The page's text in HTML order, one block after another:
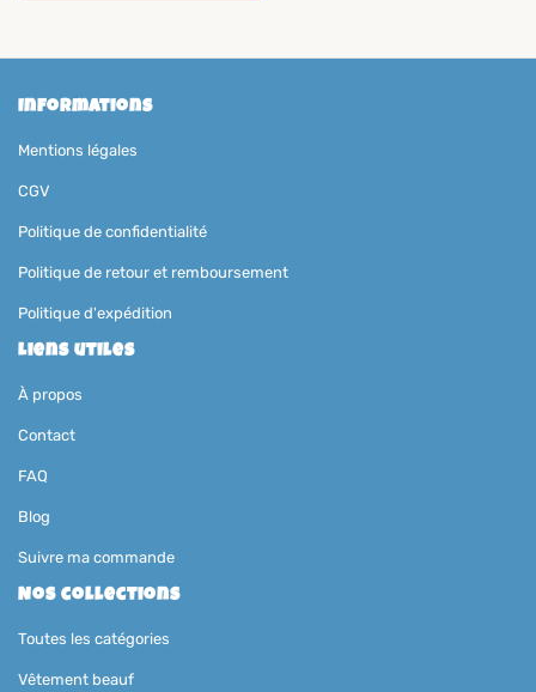
Informations
Mentions légales
CGV
Politique de confidentialité
Politique de retour et remboursement
Politique d'expédition
Liens utiles
À propos
Contact
FAQ
Blog
Suivre ma commande
Nos collections
Toutes les catégories
Vêtement beauf